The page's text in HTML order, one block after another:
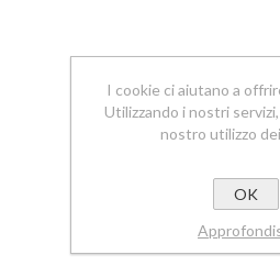
I cookie ci aiutano a
Utilizzando i nostri
nostro utilizzo
OK